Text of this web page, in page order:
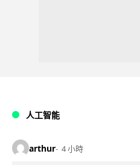
人工智能
arthur 4 小時